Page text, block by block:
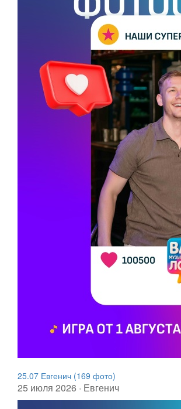
25.07 Евгенич (169 фото)
25 июля 2026 · Евгенич